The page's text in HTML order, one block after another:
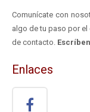
Comunícate con
algo de tu paso por
de contacto.
Enlaces